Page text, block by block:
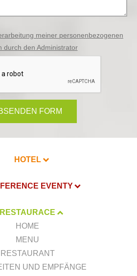
meiner personenbezogenen
durch den Administrator
FORM
HOTEL
EVENTY
RESTAURACE
HOME
MENU
RESTAURANT
UND EMPFÄNGE